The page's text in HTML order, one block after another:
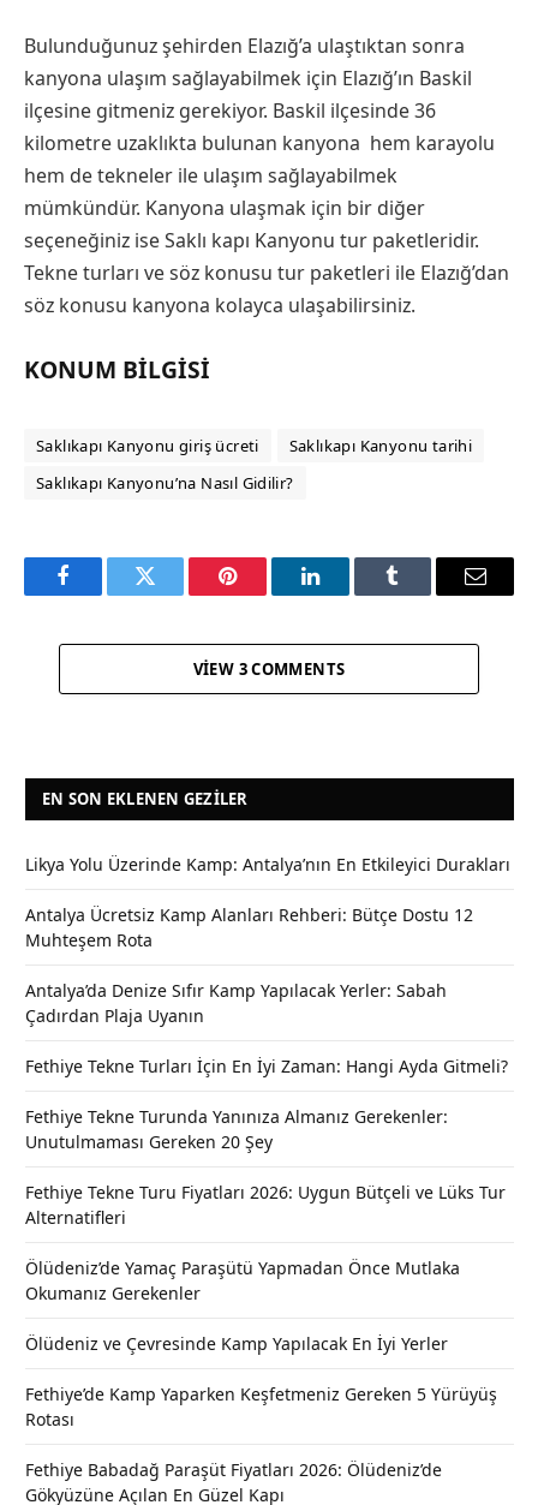
Bulunduğunuz şehirden Elazığ’a ulaştıktan sonra
kanyona ulaşım sağlayabilmek için Elazığ’ın Baskil
ilçesine gitmeniz gerekiyor. Baskil ilçesinde 36
kilometre uzaklıkta bulunan kanyona hem karayolu
hem de tekneler ile ulaşım sağlayabilmek
mümkündür. Kanyona ulaşmak için bir diğer
seçeneğiniz ise Saklı kapı Kanyonu tur paketleridir.
Tekne turları ve söz konusu tur paketleri ile Elazığ’dan
söz konusu kanyona kolayca ulaşabilirsiniz.
KONUM BILGISI
Saklıkapı Kanyonu giriş ücreti
Saklıkapı Kanyonu tarihi
Saklıkapı Kanyonu’na Nasıl Gidilir?
FacebookTwitter Pinterest LinkedInTumblr Email
VIEW 3 COMMENTS
EN SON EKLENEN GEZILER
Likya Yolu Üzerinde Kamp: Antalya’nın En Etkileyici Durakları
Antalya Ücretsiz Kamp Alanları Rehberi: Bütçe Dostu 12
Muhteşem Rota
Antalya’da Denize Sıfır Kamp Yapılacak Yerler: Sabah
Çadırdan Plaja Uyanın
Fethiye Tekne Turları İçin En İyi Zaman: Hangi Ayda Gitmeli?
Fethiye Tekne Turunda Yanınıza Almanız Gerekenler:
Unutulmaması Gereken 20 Şey
Fethiye Tekne Turu Fiyatları 2026: Uygun Bütçeli ve Lüks Tur
Alternatifleri
Ölüdeniz’de Yamaç Paraşütü Yapmadan Önce Mutlaka
Okumanız Gerekenler
Ölüdeniz ve Çevresinde Kamp Yapılacak En İyi Yerler
Fethiye’de Kamp Yaparken Keşfetmeniz Gereken 5 Yürüyüş
Rotası
Fethiye Babadağ Paraşüt Fiyatları 2026: Ölüdeniz’de
Gökyüzüne Açılan En Güzel Kapı